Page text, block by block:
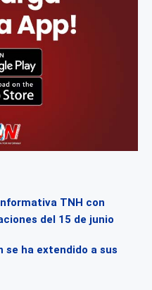
TNH con
del 15 de junio
se ha extendido a sus